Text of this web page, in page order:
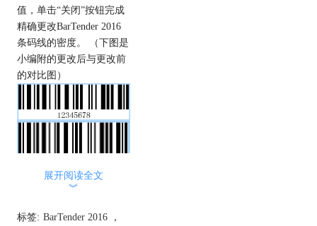
值，单击“关闭”按钮完成
精确更改BarTender 2016
条码线的密度。 （下图是
小编附的更改后与更改前
的对比图）
2016条码线的密度的方
展开阅读全文
︾
标签: BarTender 2016
，